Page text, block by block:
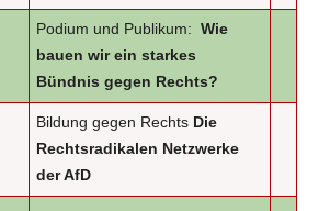
Podium und Publikum:Wie
bauen wir ein starkes
Bündnis gegen Rechts?
Bildung gegen Rechts Die
Rechtsradikalen Netzwerke
der AfD